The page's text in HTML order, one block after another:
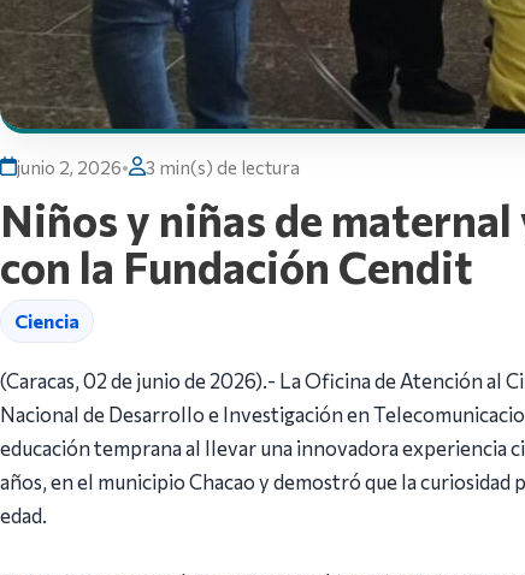
junio 2, 2026• 3 min(s) de lectura
Niños y niñas de
con la Fundación Cendit
Ciencia
(Caracas, 02 de junio de 2026).- La Oficina de Atención al
Nacional de Desarrollo e Investigación en
educación temprana al llevar una innovadora experiencia
años, en el municipio Chacao y demostró que la
edad.